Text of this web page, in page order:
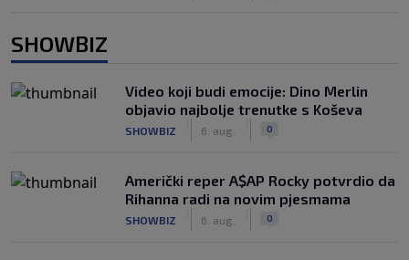
SHOWBIZ
Video koji budi emocije: Dino Merlin
objavio najbolje trenutke s Koševa
SHOWBIZ 6. aug. 0
Američki reper A$AP Rocky potvrdio da
Rihanna radi na novim pjesmama
SHOWBIZ 6. aug. 0